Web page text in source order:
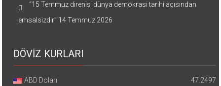
“15 Temmuz direnişi dünya demokrasi tarihi açısından
emsalsizdir” 14 Temmuz 2026
DÖVİZ KURLARI
ABD Doları
47.2497